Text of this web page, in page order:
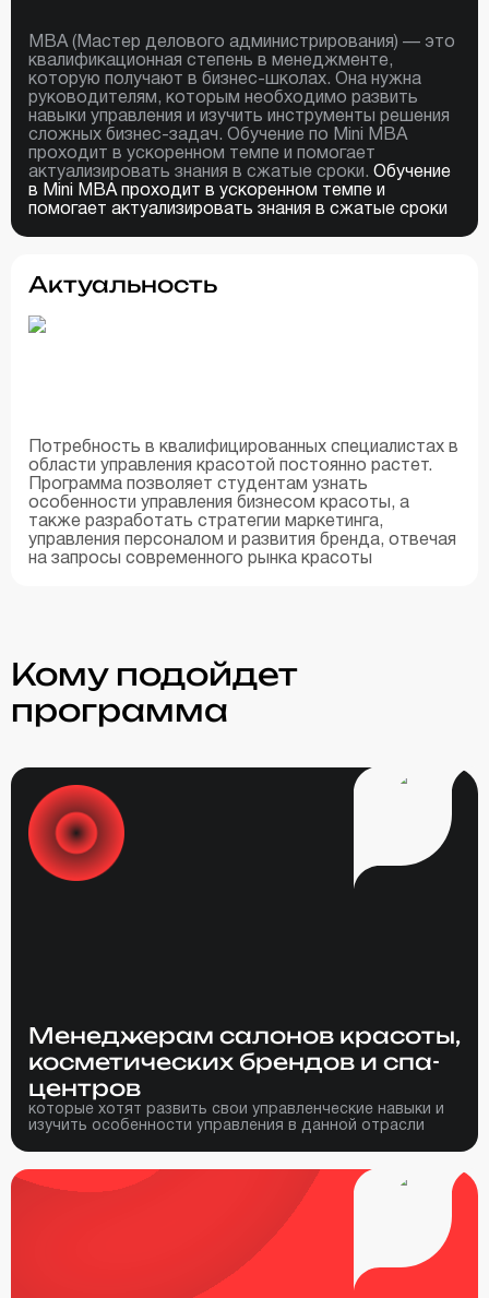
MBA (Мастер делового администрирования) — это
квалификационная степень в менеджменте,
которую получают в бизнес-школах. Она нужна
руководителям, которым необходимо развить
навыки управления и изучить инструменты решения
сложных бизнес-задач. Обучение по Mini MBA
проходит в ускоренном темпе и помогает
актуализировать знания в сжатые сроки. Обучение
в Mini MBA проходит в ускоренном темпе и
помогает актуализировать знания в сжатые сроки
Актуальность
Потребность в квалифицированных специалистах в
области управления красотой постоянно растет.
Программа позволяет студентам узнать
особенности управления бизнесом красоты, а
также разработать стратегии маркетинга,
управления персоналом и развития бренда, отвечая
на запросы современного рынка красоты
Кому подойдет
программа
Менеджерам салонов красоты,
косметических брендов и спа-
центров
которые хотят развить свои управленческие навыки и
изучить особенности управления в данной отрасли